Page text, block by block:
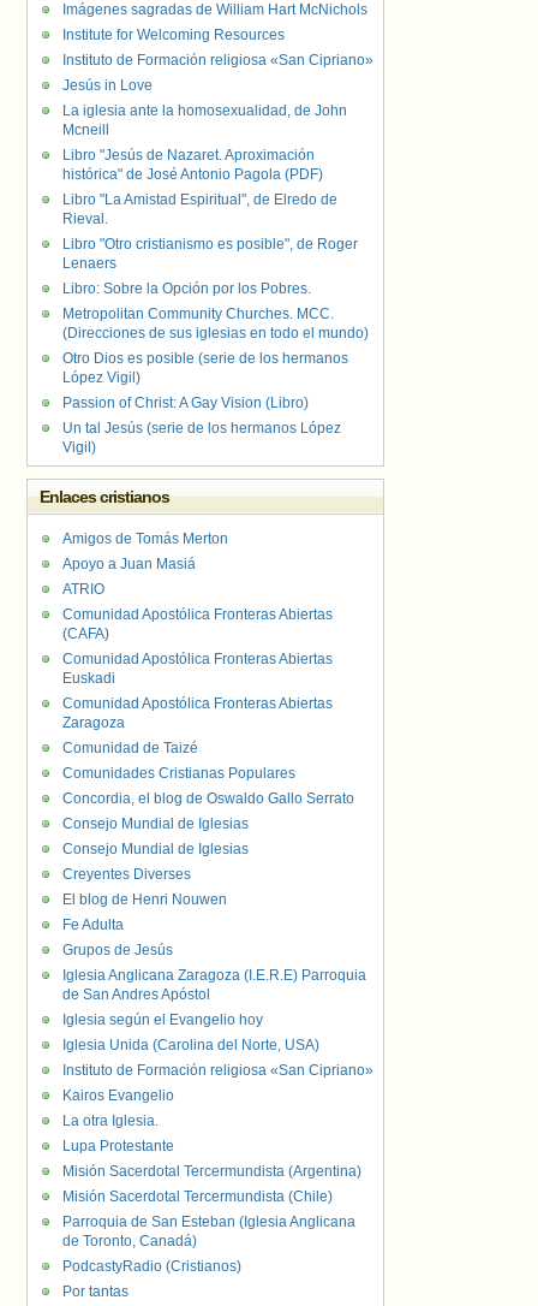
Imágenes sagradas de William Hart McNichols
Institute for Welcoming Resources
Instituto de Formación religiosa «San Cipriano»
Jesús in Love
La iglesia ante la homosexualidad, de John
Mcneill
Libro "Jesús de Nazaret. Aproximación
histórica" de José Antonio Pagola (PDF)
Libro "La Amistad Espiritual", de Elredo de
Rieval.
Libro "Otro cristianismo es posible", de Roger
Lenaers
Libro: Sobre la Opción por los Pobres.
Metropolitan Community Churches. MCC.
(Direcciones de sus iglesias en todo el mundo)
Otro Dios es posible (serie de los hermanos
López Vigil)
Passion of Christ: A Gay Vision (Libro)
Un tal Jesús (serie de los hermanos López
Vigil)
Enlaces cristianos
Amigos de Tomás Merton
Apoyo a Juan Masiá
ATRIO
Comunidad Apostólica Fronteras Abiertas
(CAFA)
Comunidad Apostólica Fronteras Abiertas
Euskadi
Comunidad Apostólica Fronteras Abiertas
Zaragoza
Comunidad de Taizé
Comunidades Cristianas Populares
Concordia, el blog de Oswaldo Gallo Serrato
Consejo Mundial de Iglesias
Consejo Mundial de Iglesias
Creyentes Diverses
El blog de Henri Nouwen
Fe Adulta
Grupos de Jesús
Iglesia Anglicana Zaragoza (I.E.R.E) Parroquia
de San Andres Apóstol
Iglesia según el Evangelio hoy
Iglesia Unida (Carolina del Norte, USA)
Instituto de Formación religiosa «San Cipriano»
Kairos Evangelio
La otra Iglesia.
Lupa Protestante
Misión Sacerdotal Tercermundista (Argentina)
Misión Sacerdotal Tercermundista (Chile)
Parroquia de San Esteban (Iglesia Anglicana
de Toronto, Canadá)
PodcastyRadio (Cristianos)
Por tantas